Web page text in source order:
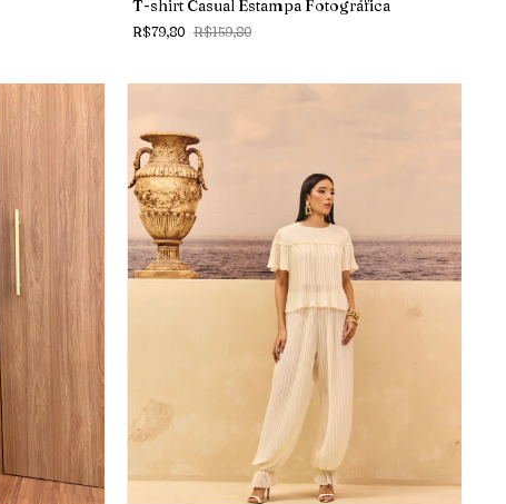
T-shirt Casual Estampa Fotográfica
R$79,80 R$159,80